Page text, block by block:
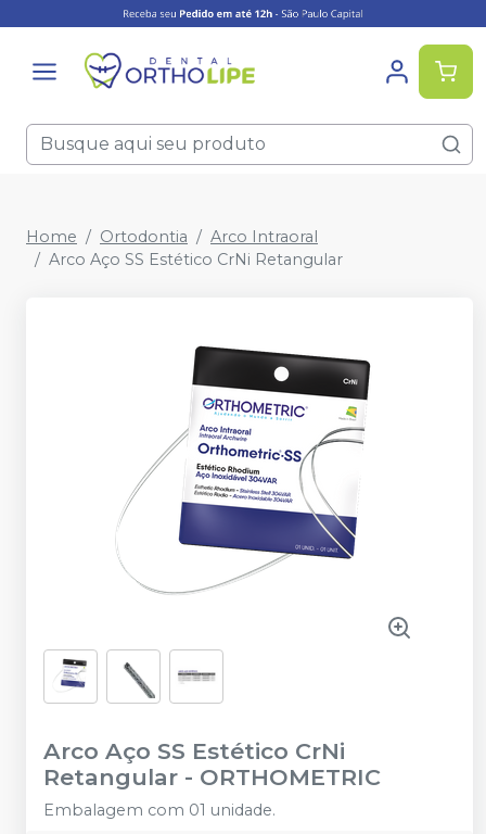
Home Ortodontia
Arco Intraoral
Arco Aço SS Estético CrNi Retangular
Arco Aço SS Estético CrNi
Retangular - ORTHOMETRIC
Embalagem com 01 unidade.